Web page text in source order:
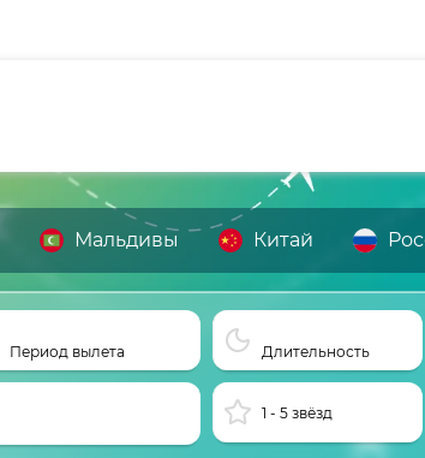
Мальдивы Китай
Период вылета Длительность
1 - 5 звёзд